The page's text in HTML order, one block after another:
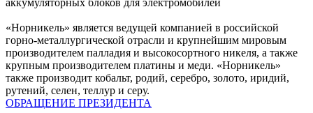
аккумуляторных блоков для электромобилей
«Норникель» является ведущей компанией в российской
горно-металлургической отрасли и крупнейшим мировым
производителем палладия и высокосортного никеля, а также
крупным производителем платины и меди. «Норникель»
также производит кобальт, родий, серебро, золото, иридий,
рутений, селен, теллур и серу.
ОБРАЩЕНИЕ ПРЕЗИДЕНТА